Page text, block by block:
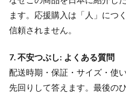
ます。応援購入は「人」につ
信頼されません。
7. 不安つぶし: よくある質問
配送時期・保証・サイズ・使
先回りして答えます。最後の